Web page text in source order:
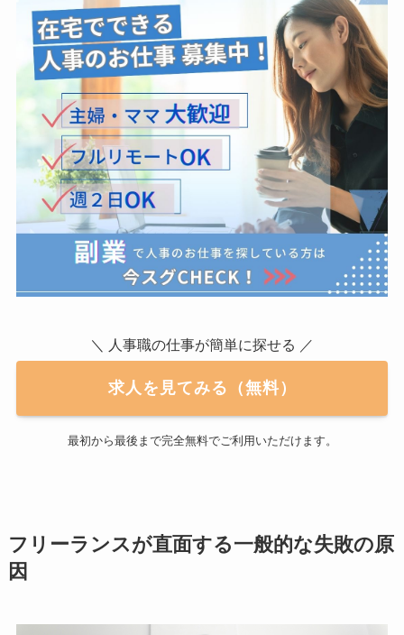
＼ 人事職の仕事が簡単に探せる ／
求人を見てみる（無料）
最初から最後まで完全無料でご利用いただけます。
フリーランスが直面する一般的な失敗の原
因